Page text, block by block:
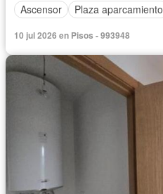
Ascensor
Plaza aparcamiento
10 jul 2026 en Pisos - 993948